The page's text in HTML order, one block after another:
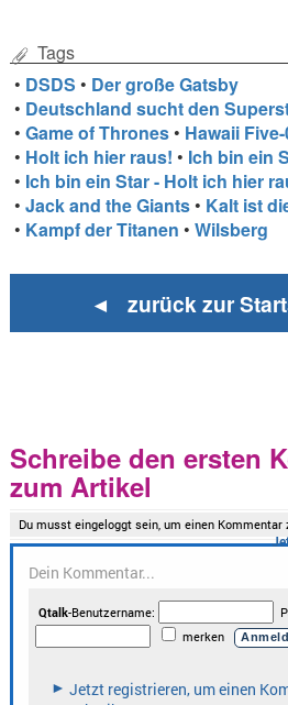
Tags
• DSDS • Der große Gatsby
• Deutschland sucht den
•Game of Thrones • Hawaii
• Holt ich hier raus! • Ich bin ein
• Ich bin ein Star - Holt ich hier
•Jack and the Giants • Kalt ist
• Kampf der Titanen •Wilsberg
◄ zurück zur
Schreibe den ersten
zum Artikel